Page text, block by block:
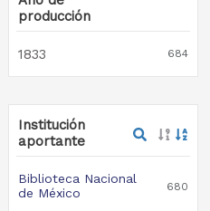
producción
1833 684
Institución
aportante
Biblioteca Nacional
de México
680